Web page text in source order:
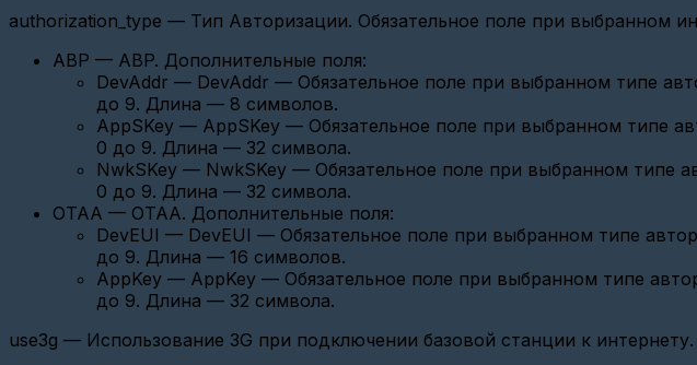
307
ВСКМ
iWAN
модулем
МТС
Настройка
USR
GPRS232-
TCP
шлюза
authorization_type — Тип Авторизации. Обязательное поле при выбранном
ABP — ABP. Дополнительные поля:
DevAddr — DevAddr — Обязательное поле при выбранном типе
до 9. Длина — 8 символов.
AppSKey — AppSKey — Обязательное поле при выбранном типе
0 до 9. Длина — 32 символа.
NwkSKey — NwkSKey — Обязательное поле при выбранном типе
0 до 9. Длина — 32 символа.
OTAA — OTAA. Дополнительные поля:
DevEUI — DevEUI — Обязательное поле при выбранном типе
до 9. Длина — 16 символов.
AppKey — AppKey — Обязательное поле при выбранном типе
до 9. Длина — 32 символа.
use3g — Использование 3G при подключении базовой станции к